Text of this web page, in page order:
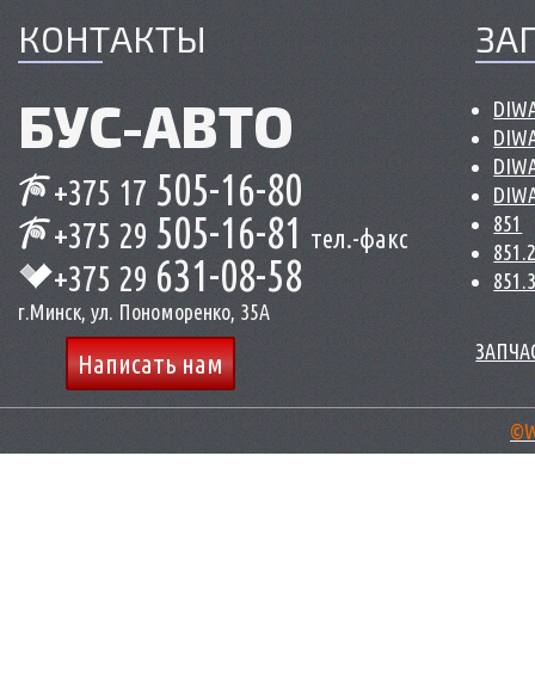
КОНТАКТЫ
БУС-АВТО
+375 17 505-16-80
+375 29 505-16-81 тел.-факс
+375 29 631-08-58
г.Минск, ул. Пономоренко, 35А
Написать нам
851